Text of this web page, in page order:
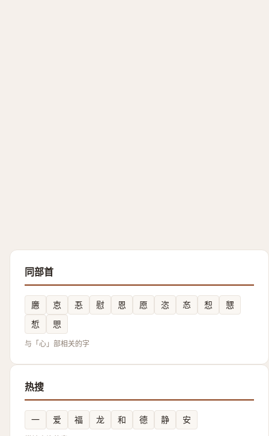
同部首
懬 怘 忢 慰 恩 愿 恣 㣽 惒
㦟
惁
愳
与「心」部相关的字
热搜
一 爱 福 龙 和 德 静 安